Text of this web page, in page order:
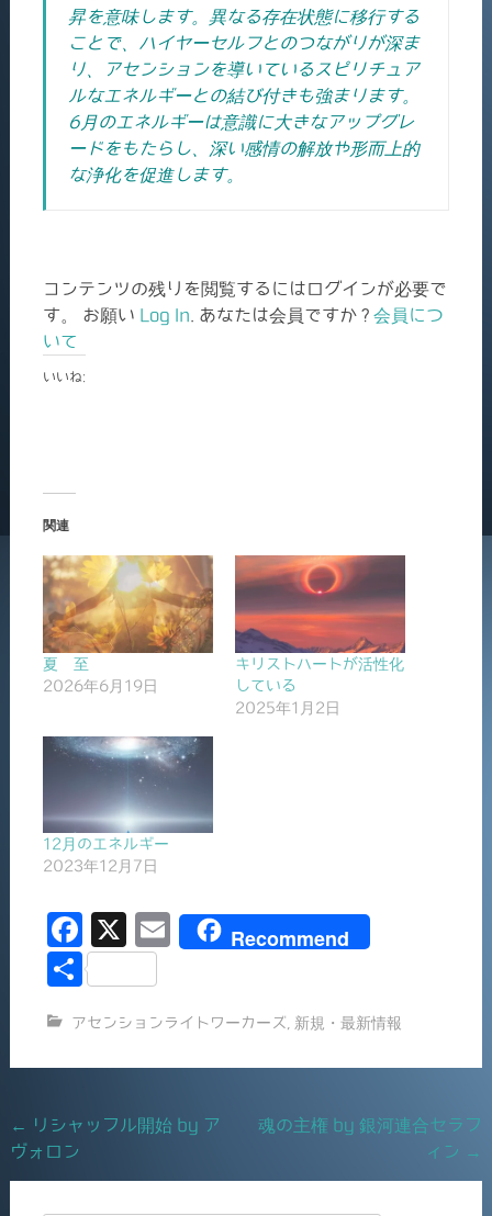
昇を意味します。異なる存在状態に移行する
ことで、ハイヤーセルフとのつながりが深ま
り、アセンションを導いているスピリチュア
ルなエネルギーとの結び付きも強まります。
6月のエネルギーは意識に大きなアップグレ
ードをもたらし、深い感情の解放や形而上的
な浄化を促進します。
コンテンツの残りを閲覧するにはログインが必要で
す。 お願い Log In . あなたは会員ですか ? 会員につ
いて
いいね:
関連
夏 至
2026年6月19日
キリストハートが活性化
している
2025年1月2日
12月のエネルギー
2023年12月7日
F
a
e
b
o
k
X
E
l
Recommend
共
アセンションライトワーカーズ 新規・最新情報
Post
navigation
←
リシャッフル開始 by ア
ヴォロン
魂の主権 by 銀河連合セラフ
ィン →